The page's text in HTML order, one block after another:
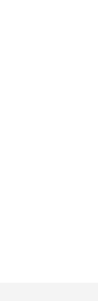
ứng "lò xo".
hoặc tăng
đi nhanh
nhiều sức từ
Dinking và
bề mặt êm ái,
sát lưới